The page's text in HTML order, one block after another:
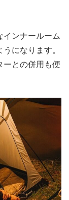
インナールーム
になります。
ーとの併用も便